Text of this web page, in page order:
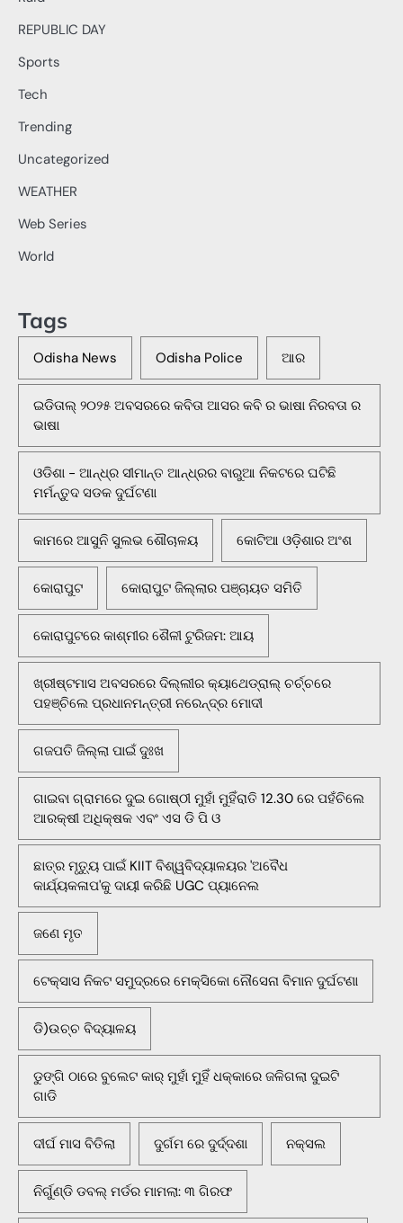
REPUBLIC DAY
Sports
Tech
Trending
Uncategorized
WEATHER
Web Series
World
Tags
Odisha News Odisha Police ଆର
ଇଡିତାଲ୍ ୨୦୨୫ ଅବସରରେ କବିତା ଆସର କବି ର ଭାଷା ନିରବତା ର
ଭାଷା
ଓଡିଶା - ଆନ୍ଧ୍ର ସୀମାନ୍ତ ଆନ୍ଧ୍ରର ବାରୁଆ ନିକଟରେ ଘଟିଛି
ମର୍ମନ୍ତୁଦ ସଡକ ଦୁର୍ଘଟଣା
କାମରେ ଆସୁନି ସୁଲଭ ଶୌଚାଳୟ କୋଟିଆ ଓଡ଼ିଶାର ଅଂଶ
କୋରାପୁଟ କୋରାପୁଟ ଜିଲ୍ଲାର ପଞ୍ଚାୟତ ସମିତି
କୋରାପୁଟରେ କାଶ୍ମୀର ଶୈଳୀ ଟୁରିଜମ: ଆୟ
ଖ୍ରୀଷ୍ଟମାସ ଅବସରରେ ଦିଲ୍ଲୀର କ୍ୟାଥେଡ୍ରାଲ୍ ଚର୍ଚ୍ଚରେ
ପହଞ୍ଚିଲେ ପ୍ରଧାନମନ୍ତ୍ରୀ ନରେନ୍ଦ୍ର ମୋଦୀ
ଗଜପତି ଜିଲ୍ଲା ପାଇଁ ଦୁଃଖ
ଗାଇବା ଗ୍ରାମରେ ଦୁଇ ଗୋଷ୍ଠୀ ମୁହାଁ ମୁହିଁରାତି 12.30 ରେ ପହଁଚିଲେ
ଆରକ୍ଷୀ ଅଧିକ୍ଷକ ଏବଂ ଏସ ଡି ପି ଓ
ଛାତ୍ର ମୃତ୍ୟୁ ପାଇଁ KIIT ବିଶ୍ୱବିଦ୍ୟାଳୟର 'ଅବୈଧ
କାର୍ଯ୍ୟକଳାପ'କୁ ଦାୟୀ କରିଛି UGC ପ୍ୟାନେଲ
ଜଣେ ମୃତ
ଟେକ୍ସାସ ନିକଟ ସମୁଦ୍ରରେ ମେକ୍ସିକୋ ନୌସେନା ବିମାନ ଦୁର୍ଘଟଣା
ଡି)ଉଚ୍ଚ ବିଦ୍ୟାଳୟ
ଡୁଙ୍ଗି ଠାରେ ବୁଲେଟ କାର୍ ମୁହାଁ ମୁହିଁ ଧକ୍କାରେ ଜଳିଗଲା ଦୁଇଟି
ଗାଡି
ଦୀର୍ଘ ମାସ ବିତିଲା ଦୁର୍ଗମ ରେ ଦୁର୍ଦ୍ଦଶା ନକ୍ସଲ
ନିର୍ଗୁଣ୍ଡି ଡବଲ୍ ମର୍ଡର ମାମଲା: ୩ ଗିରଫ